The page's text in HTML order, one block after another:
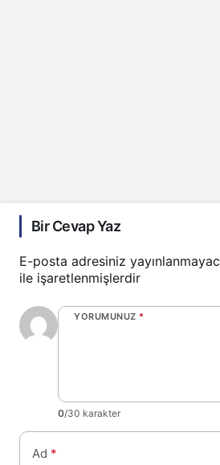
Bir Cevap Yaz
E-posta adresiniz
ile işaretlenmişlerdir
YORUMUNUZ *
0/30 karakter
Ad *